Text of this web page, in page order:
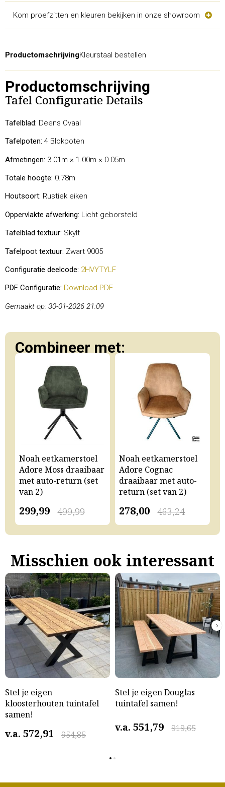
Kom proefzitten en kleuren bekijken in onze showroom
ProductomschrijvingKleurstaal bestellen
Productomschrijving
Tafel Configuratie Details
Tafelblad: Deens Ovaal
Tafelpoten: 4 Blokpoten
Afmetingen: 3.01m × 1.00m × 0.05m
Totale hoogte: 0.78m
Houtsoort: Rustiek eiken
Oppervlakte afwerking: Licht geborsteld
Tafelblad textuur: Skylt
Tafelpoot textuur: Zwart 9005
Configuratie deelcode: 2HVYTYLF
PDF Configuratie: Download PDF
Gemaakt op: 30-01-2026 21:09
Combineer met:
Noah eetkamerstoel
Adore Moss draaibaar
met auto-return (set
van 2)
499,99
299,99
Noah eetkamerstoel
Adore Cognac
draaibaar met auto-
return (set van 2)
463,24
278,00
Misschien ook interessant
Stel je eigen
kloosterhouten tuintafel
samen!
v.a. 954,85
572,91
Stel je eigen Douglas
tuintafel samen!
v.a. 919,65
551,79
›